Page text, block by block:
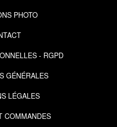
PHOTO
- RGPD
GÉNÉRALES
LÉGALES
COMMANDES